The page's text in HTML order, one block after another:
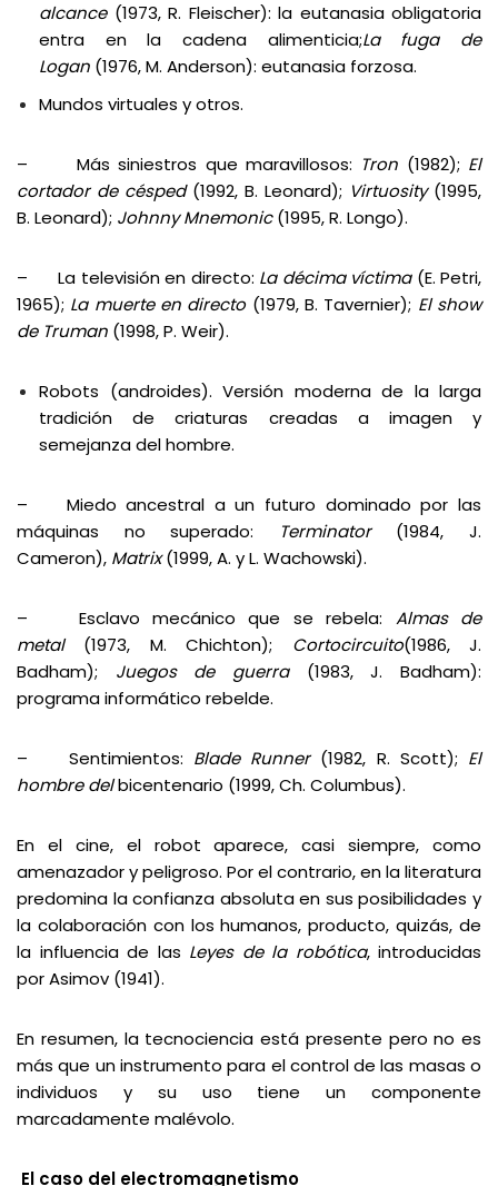
alcance (1973, R. Fleischer): la eutanasia obligatoria
entra en la cadena alimenticia;La fuga de
Logan (1976, M. Anderson): eutanasia forzosa.
Mundos virtuales y otros.
– Más siniestros que maravillosos: Tron (1982); El
cortador de césped(1992, B. Leonard); Virtuosity(1995,
B. Leonard); Johnny Mnemonic(1995, R. Longo).
– La televisión en directo: La décima víctima(E. Petri,
1965); La muerte en directo(1979, B. Tavernier); El show
de Truman (1998, P. Weir).
Robots (androides). Versión moderna de la larga
tradición de criaturas creadas a imagen y
semejanza del hombre.
– Miedo ancestral a un futuro dominado por las
máquinas no superado:
Terminator (1984, J.
Cameron), Matrix(1999, A. y L. Wachowski).
– Esclavo mecánico que se rebela: Almas de
metal(1973, M. Chichton); Cortocircuito(1986, J.
Badham); Juegos de guerra(1983, J. Badham):
programa informático rebelde.
– Sentimientos: Blade Runner(1982, R. Scott); El
hombre delbicentenario (1999, Ch. Columbus).
En el cine, el robot aparece, casi siempre, como
amenazador y peligroso. Por el contrario, en la literatura
predomina la confianza absoluta en sus posibilidades y
la colaboración con los humanos, producto, quizás, de
la influencia de las Leyes de la robótica, introducidas
por Asimov (1941).
En resumen, la tecnociencia está presente pero no es
más que un instrumento para el control de las masas o
individuos y su uso tiene un componente
marcadamente malévolo.
El caso del electromagnetismo